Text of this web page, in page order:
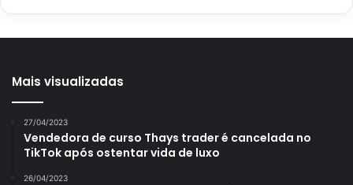
Mais visualizadas
27/04/2023
Vendedora de curso Thays trader é cancelada no
TikTok após ostentar vida de luxo
26/04/2023